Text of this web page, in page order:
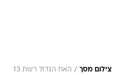
צילום מסך / האח הגדול רשת 13